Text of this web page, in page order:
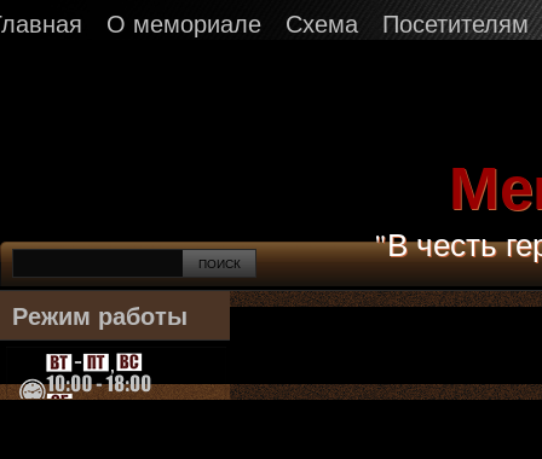
О мемориале Схема Посетителям
"В честь
Режим работы